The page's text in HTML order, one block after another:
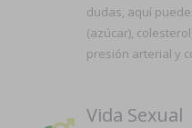
dudas, aquí
(azúcar),
presión arterial y
Vida Sexual